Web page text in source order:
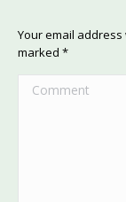
Your email
marked *
Comment